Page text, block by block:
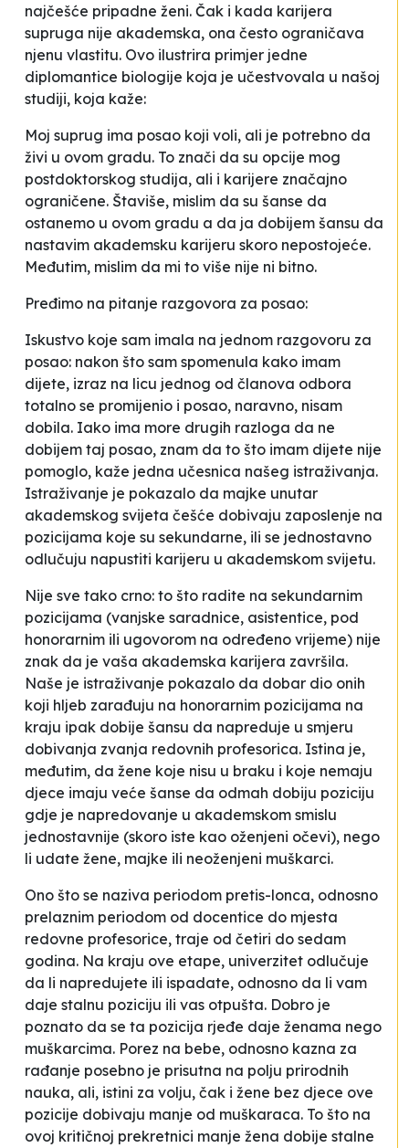
najčešće pripadne ženi. Čak i kada karijera
supruga nije akademska, ona često ograničava
njenu vlastitu. Ovo ilustrira primjer jedne
diplomantice biologije koja je učestvovala u našoj
studiji, koja kaže:
Moj suprug ima posao koji voli, ali je potrebno da
živi u ovom gradu. To znači da su opcije mog
postdoktorskog studija, ali i karijere značajno
ograničene. Štaviše, mislim da su šanse da
ostanemo u ovom gradu a da ja dobijem šansu da
nastavim akademsku karijeru skoro nepostojeće.
Međutim, mislim da mi to više nije ni bitno.
Pređimo na pitanje razgovora za posao:
Iskustvo koje sam imala na jednom razgovoru za
posao: nakon što sam spomenula kako imam
dijete, izraz na licu jednog od članova odbora
totalno se promijenio i posao, naravno, nisam
dobila. Iako ima more drugih razloga da ne
dobijem taj posao, znam da to što imam dijete nije
pomoglo, kaže jedna učesnica našeg istraživanja.
Istraživanje je pokazalo da majke unutar
akademskog svijeta češće dobivaju zaposlenje na
pozicijama koje su sekundarne, ili se jednostavno
odlučuju napustiti karijeru u akademskom svijetu.
Nije sve tako crno: to što radite na sekundarnim
pozicijama (vanjske saradnice, asistentice, pod
honorarnim ili ugovorom na određeno vrijeme) nije
znak da je vaša akademska karijera završila.
Naše je istraživanje pokazalo da dobar dio onih
koji hljeb zarađuju na honorarnim pozicijama na
kraju ipak dobije šansu da napreduje u smjeru
dobivanja zvanja redovnih profesorica. Istina je,
međutim, da žene koje nisu u braku i koje nemaju
djece imaju veće šanse da odmah dobiju poziciju
gdje je napredovanje u akademskom smislu
jednostavnije (skoro iste kao oženjeni očevi), nego
li udate žene, majke ili neoženjeni muškarci.
Ono što se naziva periodom pretis-lonca, odnosno
prelaznim periodom od docentice do mjesta
redovne profesorice, traje od četiri do sedam
godina. Na kraju ove etape, univerzitet odlučuje
da li napredujete ili ispadate, odnosno da li vam
daje stalnu poziciju ili vas otpušta. Dobro je
poznato da se ta pozicija rjeđe daje ženama nego
muškarcima. Porez na bebe, odnosno kazna za
rađanje posebno je prisutna na polju prirodnih
nauka, ali, istini za volju, čak i žene bez djece ove
pozicije dobivaju manje od muškaraca. To što na
ovoj kritičnoj prekretnici manje žena dobije stalne